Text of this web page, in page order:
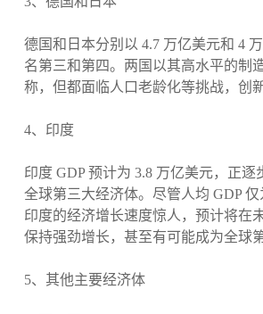
德国和日本分别以 4.7 万亿美元和 4
名第三和第四。两国以其高水平的制
称，但都面临人口老龄化等挑战，创
4、印度
印度 GDP 预计为 3.8 万亿美元，正逐
全球第三大经济体。尽管人均 GDP 仅
印度的经济增长速度惊人，预计将在
保持强劲增长，甚至有可能成为全球
5、其他主要经济体